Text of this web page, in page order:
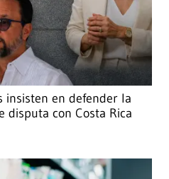
insisten en defender la
disputa con Costa Rica